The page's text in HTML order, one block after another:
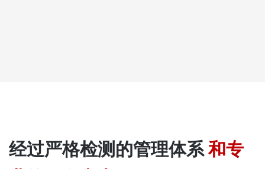
经过严格检测的管理体系 和专